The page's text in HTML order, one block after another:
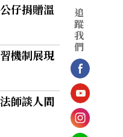
仔捐贈溫
機制展現
師談人間
追
蹤
我
們